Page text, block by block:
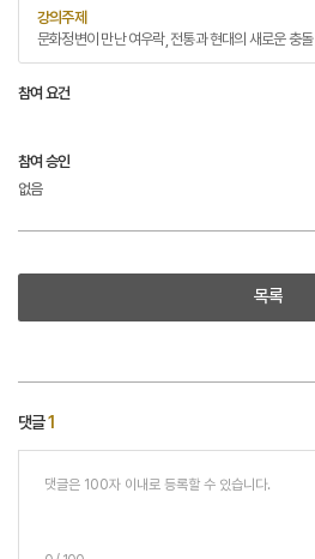
강의주제
문화정변이 만난 여우락, 전통과 현대의 새로운 충돌
참여 요건
참여 승인
없음
목록
댓글1